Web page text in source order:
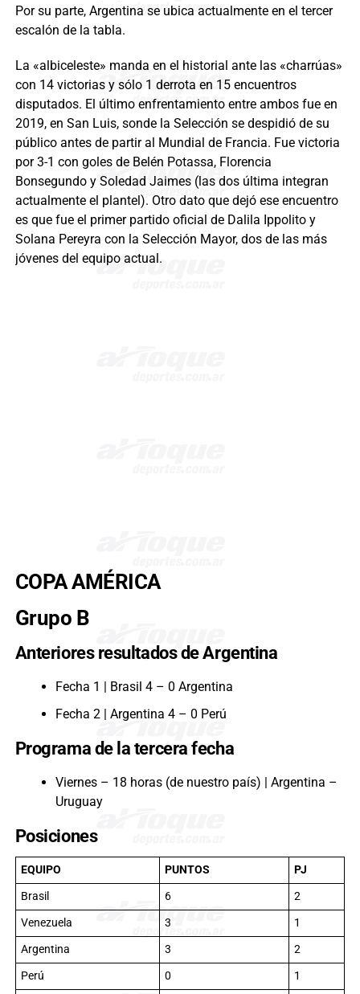
Por su parte, Argentina se ubica actualmente en el tercer
escalón de la tabla.
La «albiceleste» manda en el historial ante las «charrúas»
con 14 victorias y sólo 1 derrota en 15 encuentros
disputados. El último enfrentamiento entre ambos fue en
2019, en San Luis, sonde la Selección se despidió de su
público antes de partir al Mundial de Francia. Fue victoria
por 3-1 con goles de Belén Potassa, Florencia
Bonsegundo y Soledad Jaimes (las dos última integran
actualmente el plantel). Otro dato que dejó ese encuentro
es que fue el primer partido oficial de Dalila Ippolito y
Solana Pereyra con la Selección Mayor, dos de las más
jóvenes del equipo actual.
COPA AMÉRICA
Grupo B
Anteriores resultados de Argentina
Fecha 1 | Brasil 4 – 0 Argentina
Fecha 2 | Argentina 4 – 0 Perú
Programa de la tercera fecha
Viernes – 18 horas (de nuestro país) | Argentina –
Uruguay
Posiciones
EQUIPO PUNTOS
PJ
Brasil
6
2
Venezuela
3
1
Argentina
3
2
Perú
0 1